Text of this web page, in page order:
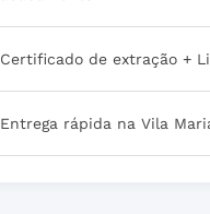
Certificado de extração +
Entrega rápida na Vila